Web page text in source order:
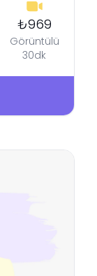
₺969
Görüntülü
30dk